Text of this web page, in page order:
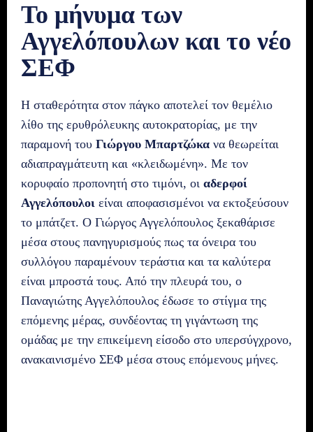
Το μήνυμα των
Αγγελόπουλων και το νέο
ΣΕΦ
Η σταθερότητα στον πάγκο αποτελεί τον θεμέλιο
λίθο της ερυθρόλευκης αυτοκρατορίας, με την
παραμονή του Γιώργου Μπαρτζώκα να θεωρείται
αδιαπραγμάτευτη και «κλειδωμένη». Με τον
κορυφαίο προπονητή στο τιμόνι, οι αδερφοί
Αγγελόπουλοι είναι αποφασισμένοι να εκτοξεύσουν
το μπάτζετ. Ο Γιώργος Αγγελόπουλος ξεκαθάρισε
μέσα στους πανηγυρισμούς πως τα όνειρα του
συλλόγου παραμένουν τεράστια και τα καλύτερα
είναι μπροστά τους. Από την πλευρά του, ο
Παναγιώτης Αγγελόπουλος έδωσε το στίγμα της
επόμενης μέρας, συνδέοντας τη γιγάντωση της
ομάδας με την επικείμενη είσοδο στο υπερσύγχρονο,
ανακαινισμένο ΣΕΦ μέσα στους επόμενους μήνες.